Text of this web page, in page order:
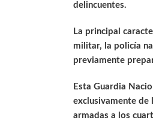
delincuentes.
La principal
militar, la policía
previamente
Esta Guardia
exclusivamente de
armadas a los